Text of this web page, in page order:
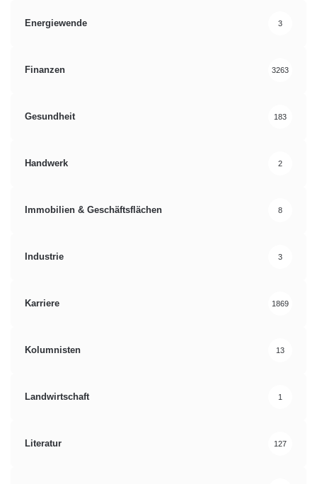
Energiewende 3
Finanzen 3263
Gesundheit 183
Handwerk 2
Immobilien & Geschäftsflächen 8
Industrie 3
Karriere 1869
Kolumnisten 13
Landwirtschaft 1
Literatur 127